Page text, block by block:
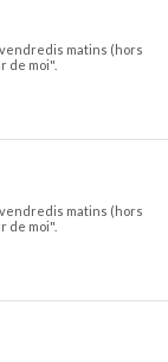
matins (hors
de moi".
matins (hors
de moi".